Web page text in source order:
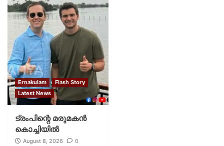
Ernakulam
Flash Story
Latest News
ട്രംപിന്റെ മരുമകന്‍
കൊച്ചിയില്‍
August 8, 2026 0